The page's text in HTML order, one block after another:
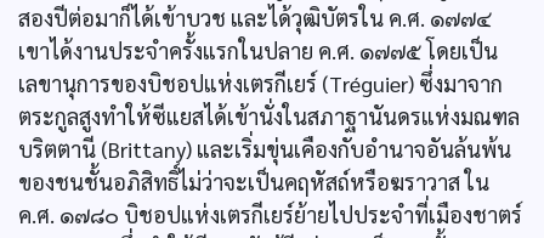
สองปีต่อมาก็ได้เข้าบวช และได้วุฒิบัตรใน ค.ศ. ๑๗๗๔
เขาได้งานประจำครั้งแรกในปลาย ค.ศ. ๑๗๗๕ โดยเป็น
เลขานุการของบิชอปแห่งเตรกีเยร์ (Tréguier) ซึ่งมาจาก
ตระกูลสูงทำให้ซีแยสได้เข้านั่งในสภาฐานันดรแห่งมณฑล
บริตตานี (Brittany) และเริ่มขุ่นเคืองกับอำนาจอันล้นพ้น
ของชนชั้นอภิสิทธิ์ไม่ว่าจะเป็นคฤหัสถ์หรือฆราวาส ใน
ค.ศ. ๑๗๘๐ บิชอปแห่งเตรกีเยร์ย้ายไปประจำที่เมืองชาตร์